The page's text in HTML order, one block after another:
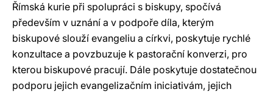
Římská kurie při spolupráci s biskupy, spočívá
především v uznání a v podpoře díla, kterým
biskupové slouží evangeliu a církvi, poskytuje rychlé
konzultace a povzbuzuje k pastorační konverzi, pro
kterou biskupové pracují. Dále poskytuje dostatečnou
podporu jejich evangelizačním iniciativám, jejich